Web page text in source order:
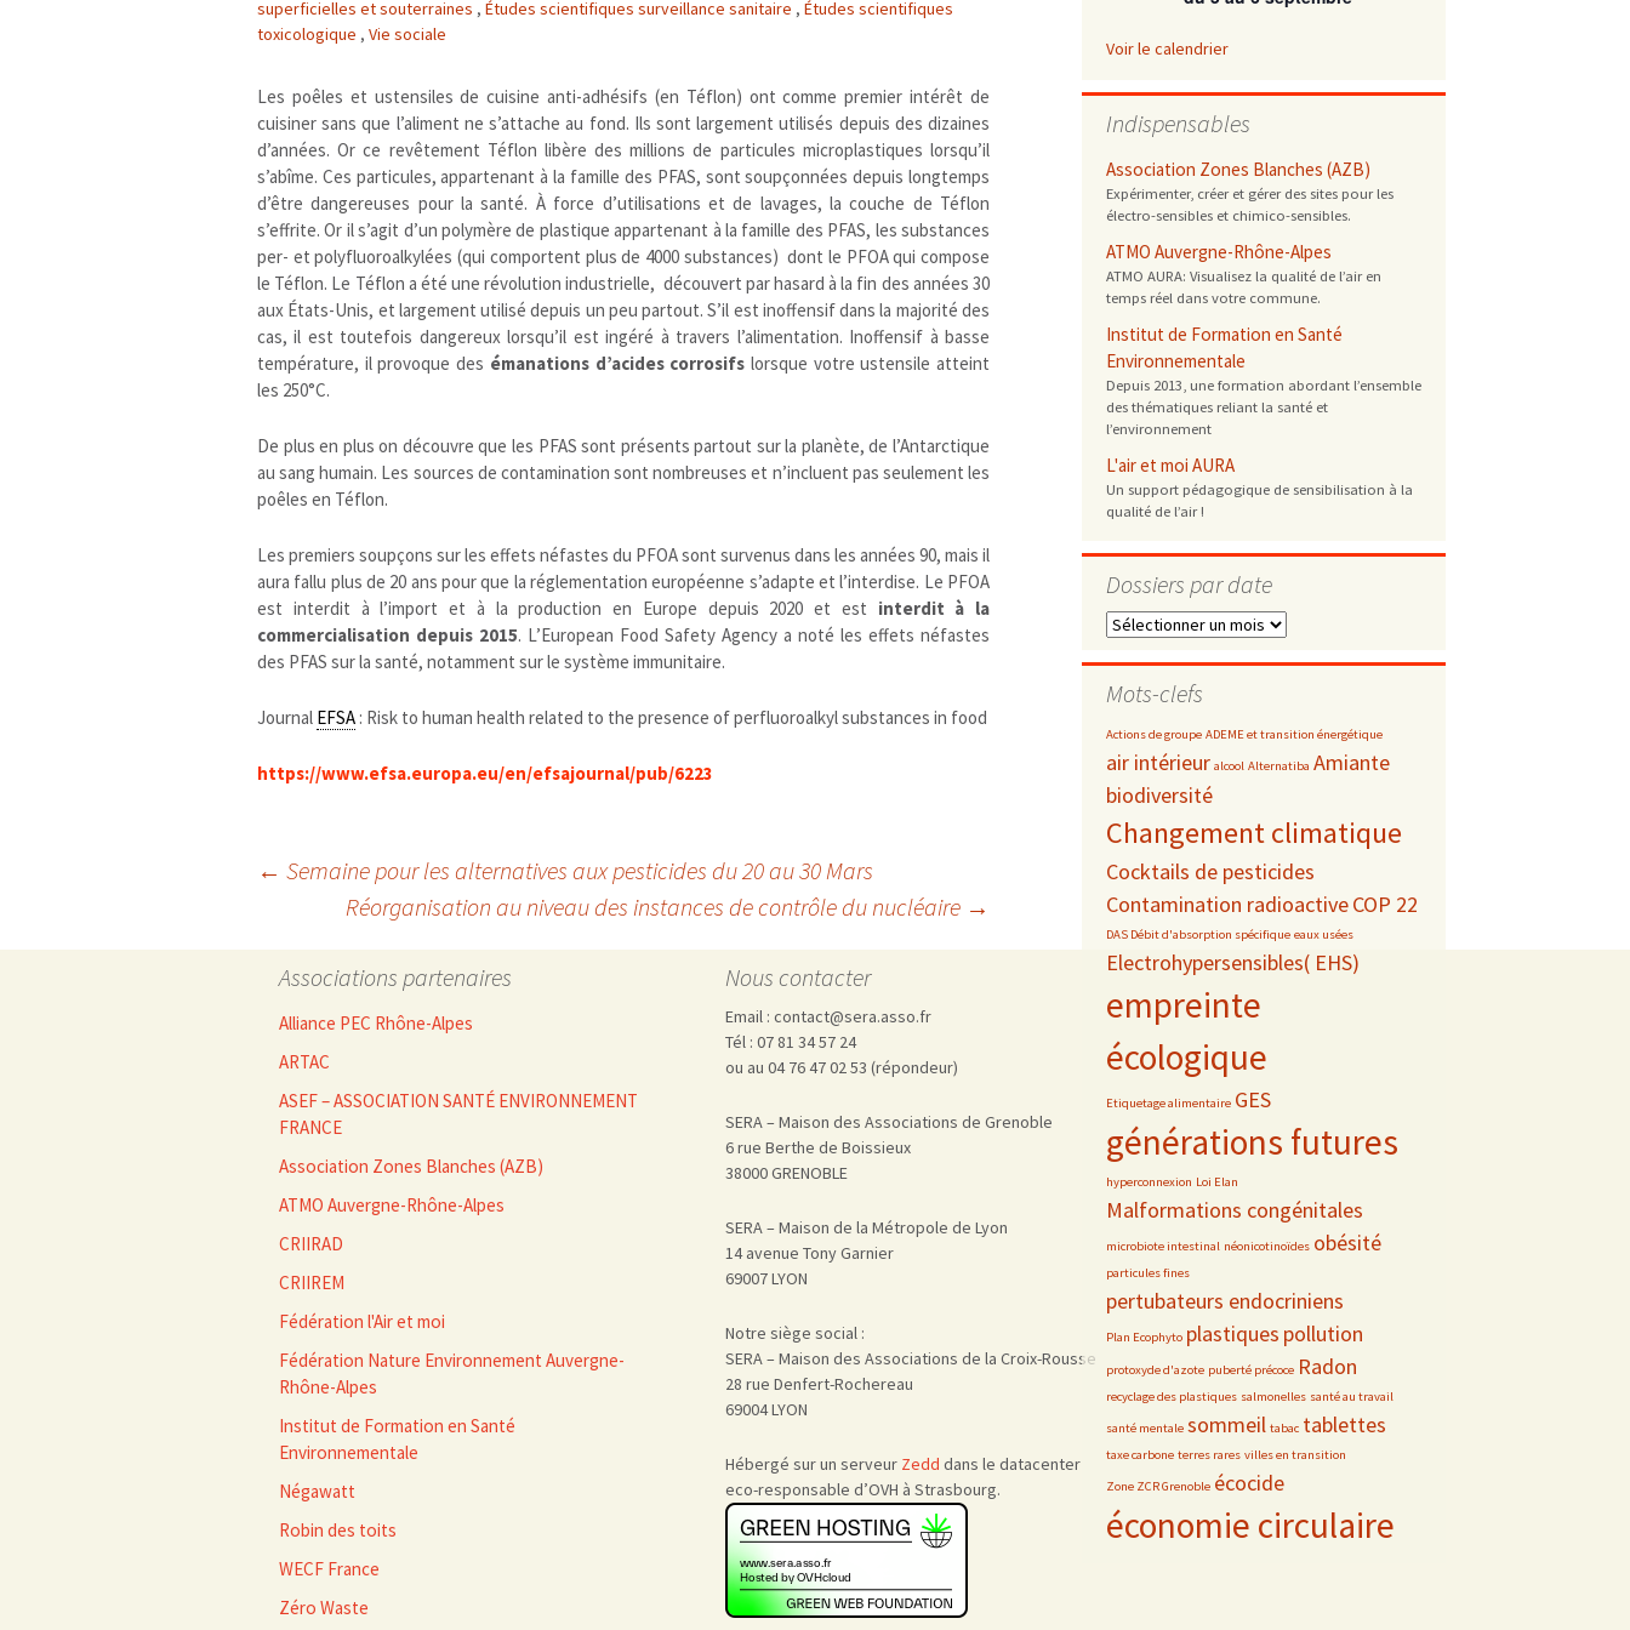
modes de conservation et de cuisson
Changements climatiques
Contamination infectieuse
Contaminations chimiques
cancérigène / mutagène / reprotoxique
métaux lourds et autres
perturbateurs endocriniens
PFAS
économie circulaire
recyclage
traitements
Décisions politiques et juridiques
européenne
internationale
nationale
Eau
mers et océans
superficielles et souterraines
Énergies
fossiles
renouvelables / transition énergétique
Environnement numérique
Études scientifiques
épidémiologique
toxicologique
Modes de comportement
offre de soins
Pharmacovigilance, produits et
dispositifs de santé, vaccins
Population à risque
adolescents
exposition professionnelle
femmes enceintes / enfants
Publications recommandées
Rayonnements
électromagnétiques (THT, téléphonie
mobile, WIFI, Linky, …)
Santé publique
Sols
nanotechnologies
Tourisme
superficielles et souterraines , Études scientifiques surveillance sanitaire , Études scientifiques
toxicologique , Vie sociale
Les poêles et ustensiles de cuisine anti-adhésifs (en Téflon) ont comme premier intérêt de
cuisiner sans que l’aliment ne s’attache au fond. Ils sont largement utilisés depuis des dizaines
d’années. Or ce revêtement Téflon libère des millions de particules microplastiques lorsqu’il
s’abîme. Ces particules, appartenant à la famille des PFAS, sont soupçonnées depuis longtemps
d’être dangereuses pour la santé. À force d’utilisations et de lavages, la couche de Téflon
s’effrite. Or il s’agit d’un polymère de plastique appartenant à la famille des PFAS, les substances
per- et polyfluoroalkylées (qui comportent plus de 4000 substances) dont le PFOA qui compose
le Téflon. Le Téflon a été une révolution industrielle, découvert par hasard à la fin des années 30
aux États-Unis, et largement utilisé depuis un peu partout. S’il est inoffensif dans la majorité des
cas, il est toutefois dangereux lorsqu’il est ingéré à travers l’alimentation. Inoffensif à basse
température, il provoque des émanations d’acides corrosifs lorsque votre ustensile atteint
les 250°C.
De plus en plus on découvre que les PFAS sont présents partout sur la planète, de l’Antarctique
au sang humain. Les sources de contamination sont nombreuses et n’incluent pas seulement les
poêles en Téflon.
Les premiers soupçons sur les effets néfastes du PFOA sont survenus dans les années 90, mais il
aura fallu plus de 20 ans pour que la réglementation européenne s’adapte et l’interdise. Le PFOA
est interdit à l’import et à la production en Europe depuis 2020 et est interdit à la
commercialisation depuis 2015. L’European Food Safety Agency a noté les effets néfastes
des PFAS sur la santé, notamment sur le système immunitaire.
Journal EFSA : Risk to human health related to the presence of perfluoroalkyl substances in food
https://www.efsa.europa.eu/en/efsajournal/pub/6223
Navigation
des
← Semaine pour les alternatives aux pesticides du 20 au 30 Mars
Réorganisation au niveau des instances de contrôle du nucléaire →
Voir le calendrier
Indispensables
Association Zones Blanches (AZB)
Expérimenter, créer et gérer des sites pour les
électro-sensibles et chimico-sensibles.
ATMO Auvergne-Rhône-Alpes
ATMO AURA: Visualisez la qualité de l’air en
temps réel dans votre commune.
Institut de Formation en Santé
Environnementale
Depuis 2013, une formation abordant l’ensemble
des thématiques reliant la santé et
l’environnement
L'air et moi AURA
Un support pédagogique de sensibilisation à la
qualité de l’air !
Dossiers par date
Dossiers
date
Mots-clefs
Actions de groupe ADEME et transition énergétique
air intérieur alcool Alternatiba Amiante
biodiversité
Changement climatique
Cocktails de pesticides
Contamination radioactiveCOP 22
DAS Débit d'absorption spécifique eaux usées
Electrohypersensibles( EHS)
empreinte
écologique
Etiquetage alimentaire GES
générations futures
hyperconnexion Loi Elan
Malformations congénitales
microbiote intestinal néonicotinoïdes obésité
particules fines
pertubateurs endocriniens
Plan Ecophyto plastiques pollution
protoxyde d'azote puberté précoce Radon
recyclage des plastiques salmonelles santé au travail
santé mentale sommeil tabac tablettes
taxe carbone terres rares villes en transition
Zone ZCR Grenoble écocide
économie circulaire
Associations partenaires
Alliance PEC Rhône-Alpes
ARTAC
ASEF – ASSOCIATION SANTÉ ENVIRONNEMENT
FRANCE
Association Zones Blanches (AZB)
ATMO Auvergne-Rhône-Alpes
CRIIRAD
CRIIREM
Fédération l'Air et moi
Fédération Nature Environnement Auvergne-
Rhône-Alpes
Institut de Formation en Santé
Environnementale
Négawatt
Robin des toits
WECF France
Zéro Waste
Nous contacter
Email : contact@sera.asso.fr
Tél : 07 81 34 57 24
ou au 04 76 47 02 53 (répondeur)
SERA – Maison des Associations de Grenoble
6 rue Berthe de Boissieux
38000 GRENOBLE
SERA – Maison de la Métropole de Lyon
14 avenue Tony Garnier
69007 LYON
Notre siège social :
SERA – Maison des Associations de la Croix-Rousse
28 rue Denfert-Rochereau
69004 LYON
Hébergé sur un serveur Zedd dans le datacenter
eco-responsable d’OVH à Strasbourg.